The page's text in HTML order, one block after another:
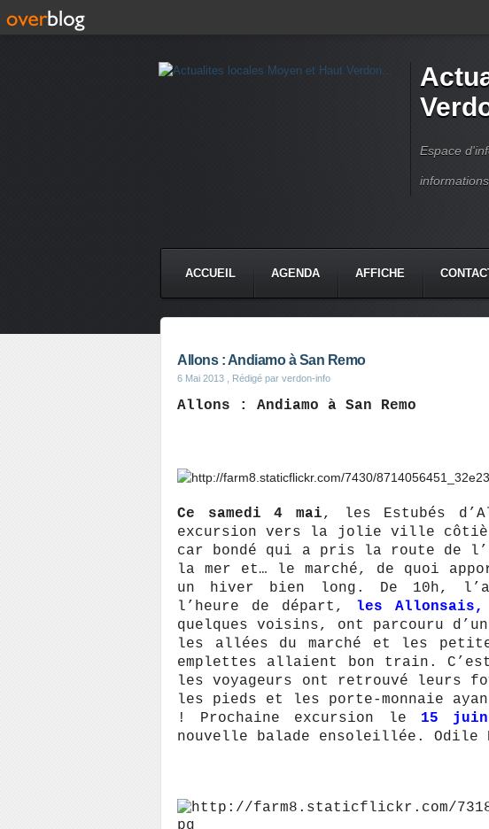
Espace
ACCUEIL AGENDA AFFICHE
Allons : Andiamo à San Remo
6 Mai 2013 , Rédigé par verdon-info
Allons : Andiamo à San Remo
Ce samedi 4 mai, les Estubés
excursion vers la jolie ville
car bondé qui a pris la route
la mer et… le marché, de quoi
un hiver bien long. De 10h,
l’heure de départ, les Allonsais,
quelques voisins, ont parcouru
les allées du marché et les
emplettes allaient bon train.
les voyageurs ont retrouvé leurs
les pieds et les porte-monnaie
! Prochaine excursion le 15 juin
nouvelle balade ensoleillée. Odile